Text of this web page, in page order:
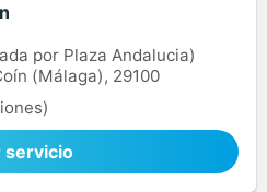
por Plaza Andalucia)
(Málaga), 29100
servicio